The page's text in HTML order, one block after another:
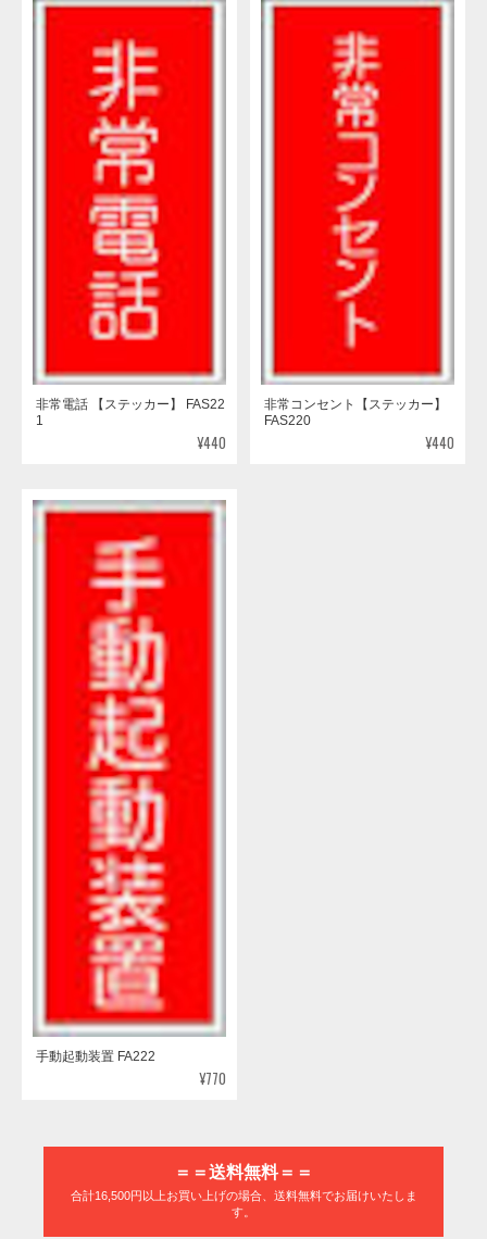
非常電話 【ステッカー】 FAS22
1
¥440
非常コンセント【ステッカー】
FAS220
¥440
手動起動装置 FA222
¥770
＝＝送料無料＝＝
合計16,500円以上お買い上げの場合、送料無料でお届けいたしま
す。